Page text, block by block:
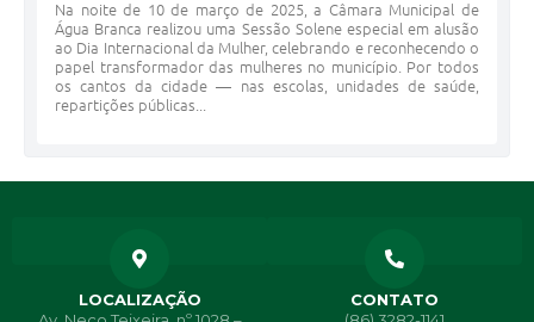
Na noite de 10 de março de 2025, a Câmara Municipal de
Água Branca realizou uma Sessão Solene especial em alusão
ao Dia Internacional da Mulher, celebrando e reconhecendo o
papel transformador das mulheres no município. Por todos
os cantos da cidade — nas escolas, unidades de saúde,
repartições públicas...
LOCALIZAÇÃO
CONTATO